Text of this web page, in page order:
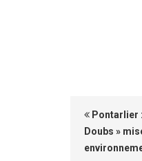
Pontarlier
Doubs »